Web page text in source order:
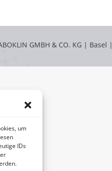
um
IDs
GMBH & CO. KG | Basel |